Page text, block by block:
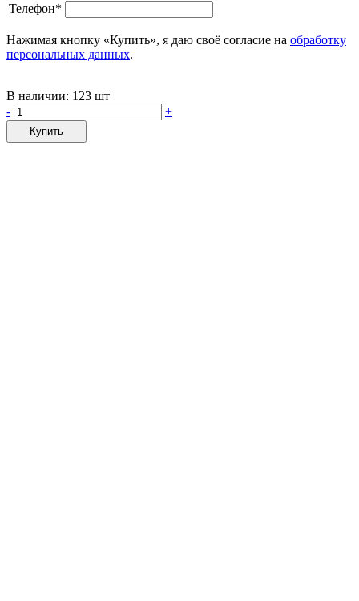
Телефон*
Нажимая кнопку «Купить», я даю своё согласие на обработку
персональных данных.
В наличии: 123 шт
-
+
Купить